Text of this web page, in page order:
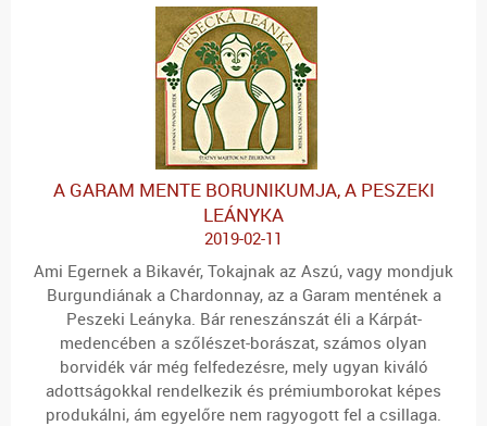
A GARAM MENTE BORUNIKUMJA, A PESZEKI
LEÁNYKA
2019-02-11
Ami Egernek a Bikavér, Tokajnak az Aszú, vagy mondjuk
Burgundiának a Chardonnay, az a Garam mentének a
Peszeki Leányka. Bár reneszánszát éli a Kárpát-
medencében a szőlészet-borászat, számos olyan
borvidék vár még felfedezésre, mely ugyan kiváló
adottságokkal rendelkezik és prémiumborokat képes
produkálni, ám egyelőre nem ragyogott fel a csillaga.